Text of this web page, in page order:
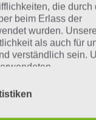
leider
vorgestellt
94 Prozent fehlt,
mit. Nur
die durch
beim Erlass der
wurden. Unsere
als auch für
verständlich sein.